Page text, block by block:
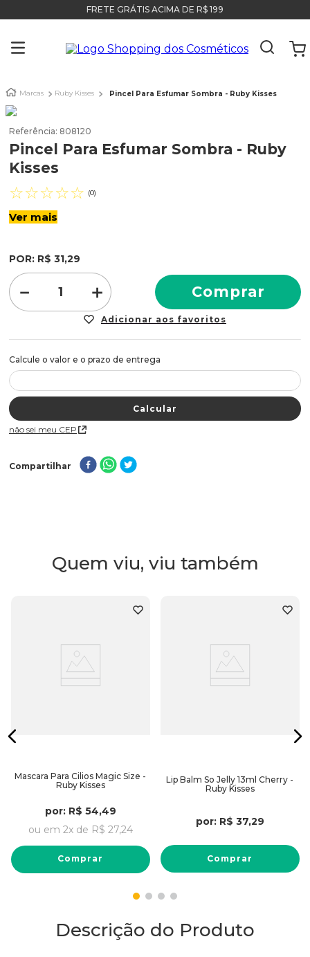
FRETE GRÁTIS ACIMA DE R$ 199
Marcas Ruby Kisses Pincel Para Esfumar Sombra - Ruby Kisses
Referência: 808120
Pincel Para Esfumar Sombra - Ruby
Kisses
☆☆☆☆☆ (0)
Ver mais
POR: R$ 31,29
＋
－ Comprar
Não sei meu CEP
Compartilhar
Quem viu, viu também
Mascara Para Cilios Magic Size -
Ruby Kisses
por: R$ 54,49
ou em 2x de R$ 27,24
Comprar
Lip Balm So Jelly 13ml Cherry -
Ruby Kisses
por: R$ 37,29
Comprar
Descrição do Produto